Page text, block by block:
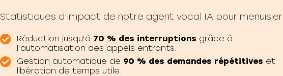
Statistiques d'impact de notre agent vocal IA pour menuisier
Réduction jusqu'à 70 % des interruptions grâce à
l'automatisation des appels entrants.
Gestion automatique de 90 % des demandes répétitives et
libération de temps utile.